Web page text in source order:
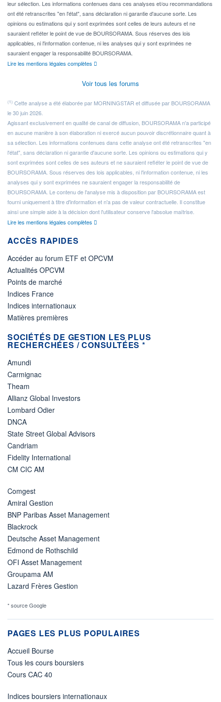
leur sélection. Les informations contenues dans ces analyses et/ou recommandations
ont été retranscrites "en l'état", sans déclaration ni garantie d'aucune sorte. Les
opinions ou estimations qui y sont exprimées sont celles de leurs auteurs et ne
sauraient refléter le point de vue de BOURSORAMA. Sous réserves des lois
applicables, ni l'information contenue, ni les analyses qui y sont exprimées ne
sauraient engager la responsabilité BOURSORAMA.
Lire les mentions légales complètes
Voir tous les forums
(1) Cette analyse a été élaborée par MORNINGSTAR et diffusée par BOURSORAMA
le 30 juin 2026.
Agissant exclusivement en qualité de canal de diffusion, BOURSORAMA n'a participé
en aucune manière à son élaboration ni exercé aucun pouvoir discrétionnaire quant à
sa sélection. Les informations contenues dans cette analyse ont été retranscrites "en
l'état", sans déclaration ni garantie d'aucune sorte. Les opinions ou estimations qui y
sont exprimées sont celles de ses auteurs et ne sauraient refléter le point de vue de
BOURSORAMA. Sous réserves des lois applicables, ni l'information contenue, ni les
analyses qui y sont exprimées ne sauraient engager la responsabilité de
BOURSORAMA. Le contenu de l'analyse mis à disposition par BOURSORAMA est
fourni uniquement à titre d'information et n'a pas de valeur contractuelle. Il constitue
ainsi une simple aide à la décision dont l'utilisateur conserve l'absolue maîtrise.
Lire les mentions légales complètes
ACCÈS RAPIDES
Accéder au forum ETF et OPCVM
Actualités OPCVM
Points de marché
Indices France
Indices internationaux
Matières premières
SOCIÉTÉS DE GESTION LES PLUS
RECHERCHÉES / CONSULTÉES *
Amundi
Carmignac
Theam
Allianz Global Investors
Lombard Odier
DNCA
State Street Global Advisors
Candriam
Fidelity International
CM CIC AM
Comgest
Amiral Gestion
BNP Paribas Asset Management
Blackrock
Deutsche Asset Management
Edmond de Rothschild
OFI Asset Management
Groupama AM
Lazard Frères Gestion
* source Google
PAGES LES PLUS POPULAIRES
Accueil Bourse
Tous les cours boursiers
Cours CAC 40
Indices boursiers internationaux